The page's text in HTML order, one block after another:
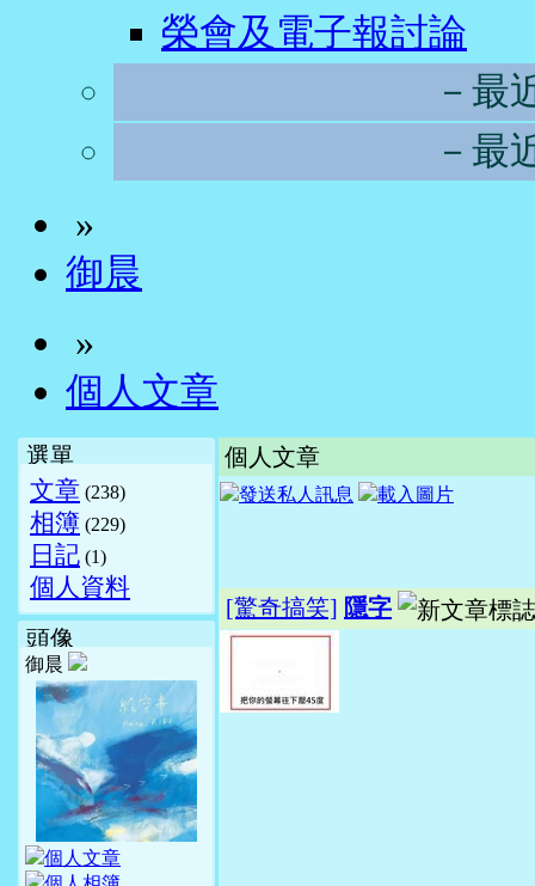
榮會及電子報討論
－最
－最
»
御晨
»
個人文章
選單
文章 (238)
相簿 (229)
日記 (1)
個人資料
頭像
御晨
個人文章
[驚奇搞笑] 隱字